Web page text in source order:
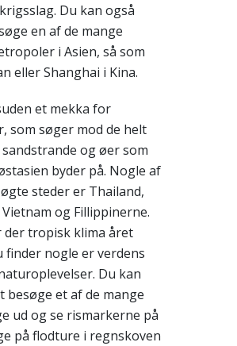
Du kan også
en af de mange
i Asien, så som
eller Shanghai i Kina.
et mekka for
som søger mod de helt
og øer som
byder på. Nogle af
steder er Thailand,
og Fillippinerne.
der tropisk klima året
finder nogle er verdens
Du kan
besøge et af de mange
ud og se rismarkerne på
på flodture i regnskoven